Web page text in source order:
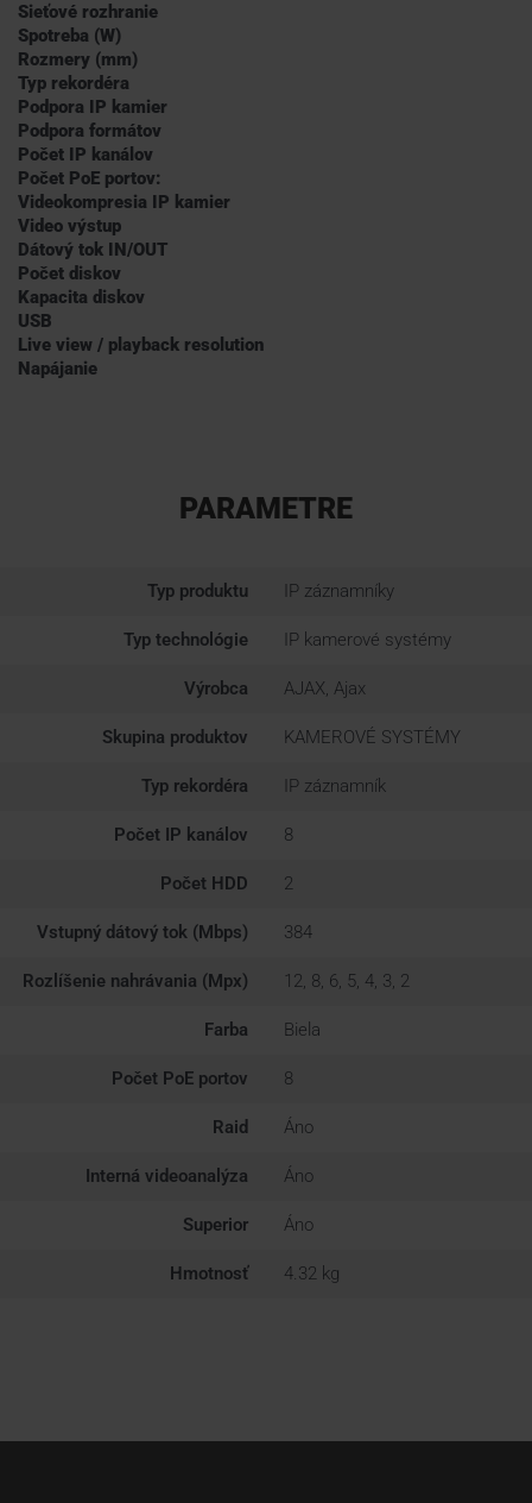
Sieťové rozhranie
Spotreba (W)
Rozmery (mm)
Typ rekordéra
Podpora IP kamier
Podpora formátov
Počet IP kanálov
Počet PoE portov:
Videokompresia IP kamier
Video výstup
Dátový tok IN/OUT
Počet diskov
Kapacita diskov
USB
Live view / playback resolution
Napájanie
PARAMETRE
Typ produktu IP záznamníky
Typ technológie IP kamerové systémy
Výrobca AJAX, Ajax
Skupina produktov KAMEROVÉ SYSTÉMY
Typ rekordéra IP záznamník
Počet IP kanálov 8
Počet HDD 2
Vstupný dátový tok (Mbps) 384
Rozlíšenie nahrávania (Mpx) 12, 8, 6, 5, 4, 3, 2
Farba Biela
Počet PoE portov 8
Raid Áno
Interná videoanalýza Áno
Superior Áno
Hmotnosť 4.32 kg